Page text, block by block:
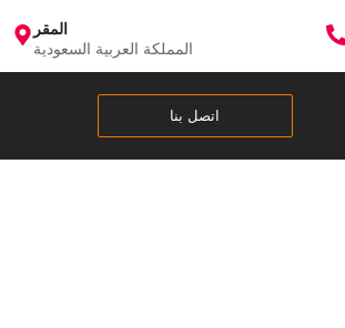
المقر
المملكة العربية السعودية
اتصل بنا